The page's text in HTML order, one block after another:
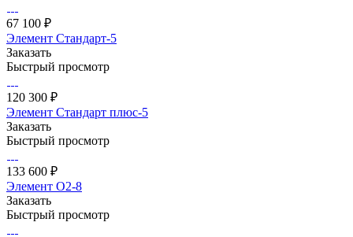
67 100 ₽
Элемент Стандарт-5
Заказать
Быстрый просмотр
120 300 ₽
Элемент Стандарт плюс-5
Заказать
Быстрый просмотр
133 600 ₽
Элемент О2-8
Заказать
Быстрый просмотр